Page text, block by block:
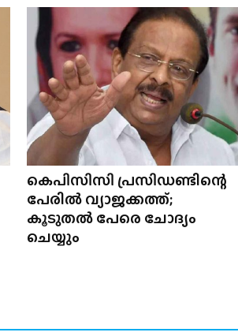
കെപിസിസി പ്രസിഡണ്ടിന്റെ
പേരിൽ വ്യാജക്കത്ത്;
കൂടുതൽ പേരെ ചോദ്യം
ചെയ്യും